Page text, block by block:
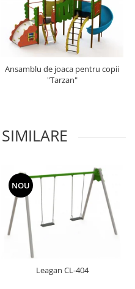
Ansamblu de joaca pentru copii
"Tarzan"
NOU
Leagan CL-404